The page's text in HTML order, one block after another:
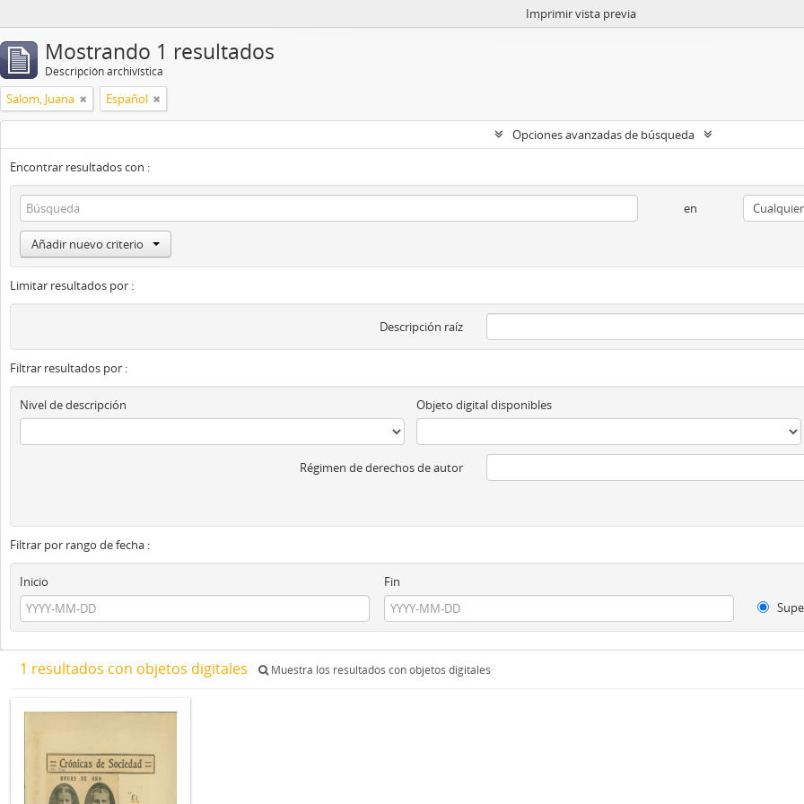
Imprimir vista previa
Mostrando 1 resultados
Descripción archivística
Salom, Juana Español
Opciones avanzadas de búsqueda
Encontrar resultados con :
en
Añadir nuevo criterio
Limitar resultados por :
Descripción raíz
Filtrar resultados por :
Nivel de descripción Objeto digital disponibles
Régimen de derechos de autor
Filtrar por rango de fecha :
Inicio
Fin
1 resultados con objetos digitales Muestra los resultados con objetos digitales